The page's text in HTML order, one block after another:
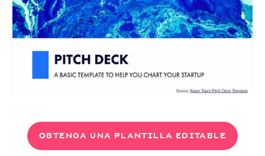
OBTENGA UNA PLANTILLA EDITABLE